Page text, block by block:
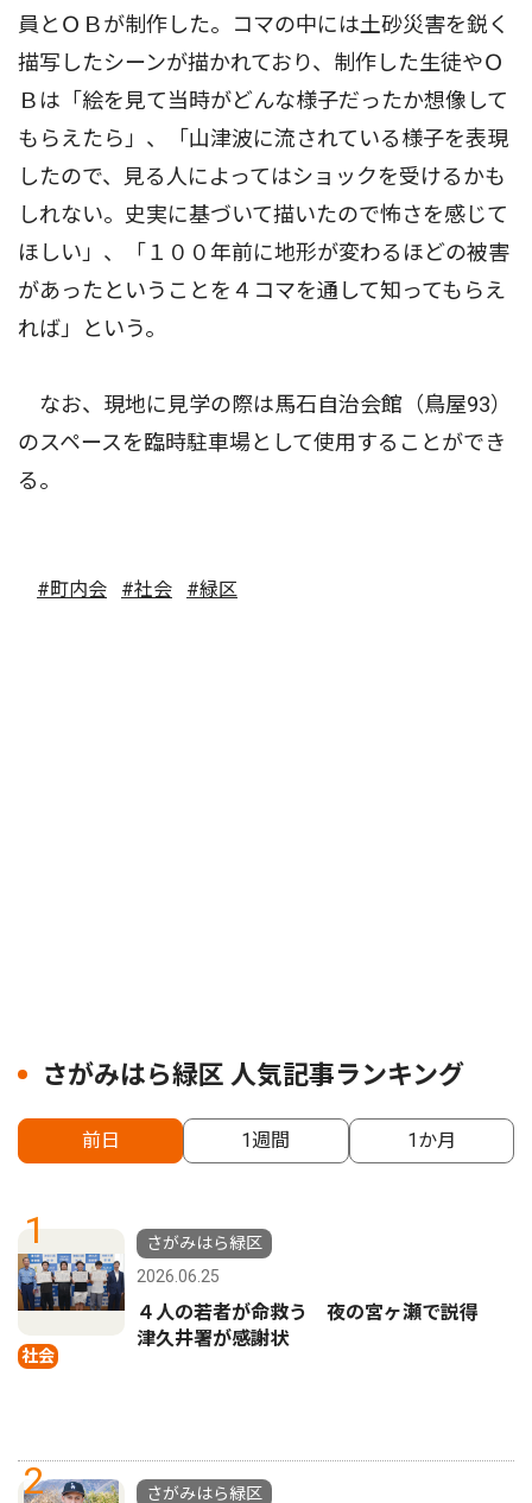
員とＯＢが制作した。コマの中には土砂災害を鋭く
描写したシーンが描かれており、制作した生徒やＯ
Ｂは「絵を見て当時がどんな様子だったか想像して
もらえたら」、「山津波に流されている様子を表現
したので、見る人によってはショックを受けるかも
しれない。史実に基づいて描いたので怖さを感じて
ほしい」、「１００年前に地形が変わるほどの被害
があったということを４コマを通して知ってもらえ
れば」という。
なお、現地に見学の際は馬石自治会館（鳥屋93）
のスペースを臨時駐車場として使用することができ
る。
#町内会 #社会 #緑区
さがみはら緑区 人気記事ランキング
前日 1週間 1か月
1
社会
さがみはら緑区
2026.06.25
４人の若者が命救う 夜の宮ヶ瀬で説得
津久井署が感謝状
2 さがみはら緑区